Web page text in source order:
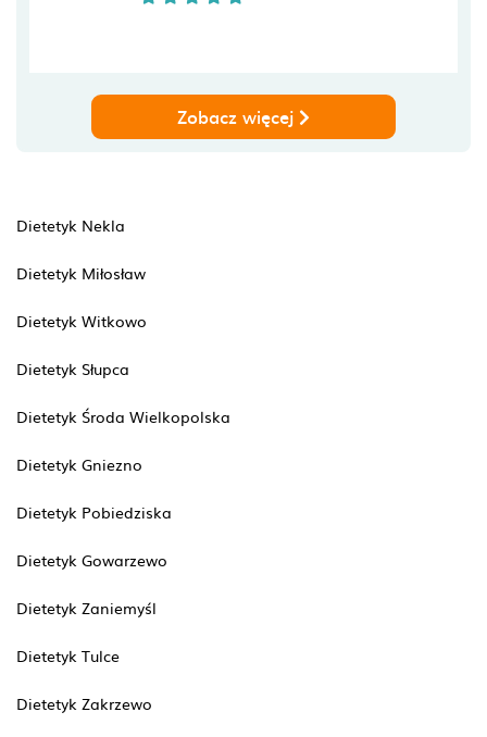
Zobacz więcej
Dietetyk Nekla
Dietetyk Miłosław
Dietetyk Witkowo
Dietetyk Słupca
Dietetyk Środa Wielkopolska
Dietetyk Gniezno
Dietetyk Pobiedziska
Dietetyk Gowarzewo
Dietetyk Zaniemyśl
Dietetyk Tulce
Dietetyk Zakrzewo